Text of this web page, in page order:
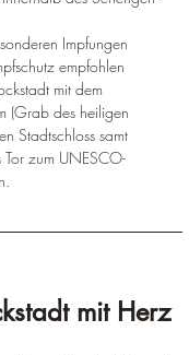
Impfungen
empfohlen
mit dem
(Grab des heiligen
Stadtschloss samt
zum UNESCO-
mit Herz